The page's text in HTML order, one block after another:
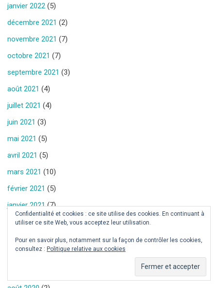
janvier 2022 (5)
décembre 2021 (2)
novembre 2021 (7)
octobre 2021 (7)
septembre 2021 (3)
août 2021 (4)
juillet 2021 (4)
juin 2021 (3)
mai 2021 (5)
avril 2021 (5)
mars 2021 (10)
février 2021 (5)
janvier 2021(7)
décembre 2020(4)
novembre 2020(7)
Confidentialité et cookies : ce site utilise des cookies. En continuant à
utiliser ce site Web, vous acceptez leur utilisation.
Pour en savoir plus, notamment sur la façon de contrôler les cookies,
consultez : Politique relative aux cookies